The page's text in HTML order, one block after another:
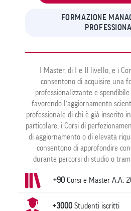
FORMAZIONE
I Master, di I e II livello, e i
consentono di acquisire una
professionalizzante e
favorendo l’aggiornamento
professionale di chi è già inserito
particolare, i Corsi di
di aggiornamento o di elevata
consentono di approfondire
durante percorsi di studio o
+90 Corsi e Master A.A.
+3000 Studenti iscritti